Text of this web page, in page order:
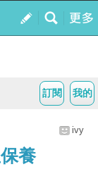
我的
訂閱
ivy
養